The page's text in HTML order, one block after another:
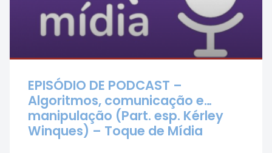
EPISÓDIO DE PODCAST –
Algoritmos, comunicação e…
manipulação (Part. esp. Kérley
Winques) – Toque de Mídia